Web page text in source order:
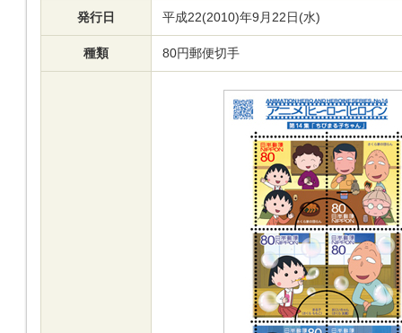
発行日 平成22(2010)年9月22日(水)
種類 80円郵便切手